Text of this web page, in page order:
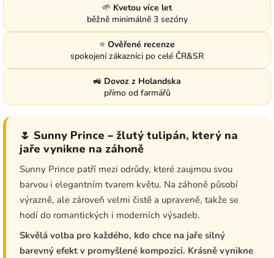
🌱 Kvetou více let
běžně minimálně 3 sezóny
⭐ Ověřené recenze
spokojení zákazníci po celé ČR&SR
🚜 Dovoz z Holandska
přímo od farmářů
🌷 Sunny Prince – žlutý tulipán, který na
jaře vynikne na záhoně
Sunny Prince patří mezi odrůdy, které zaujmou svou
barvou i elegantním tvarem květu. Na záhoně působí
výrazně, ale zároveň velmi čistě a upraveně, takže se
hodí do romantických i moderních výsadeb.
Skvělá volba pro každého, kdo chce na jaře silný
barevný efekt v promyšlené kompozici. Krásně vynikne